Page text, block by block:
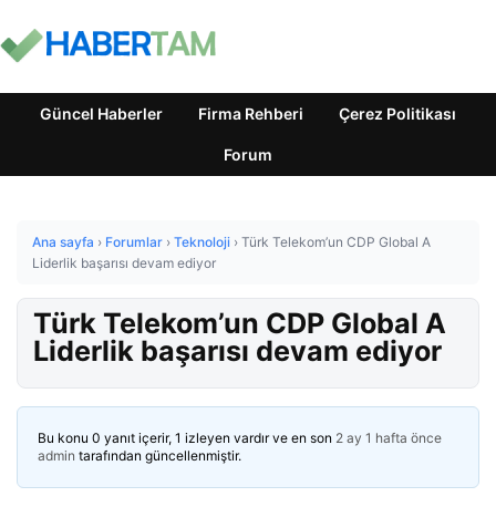
Güncel Haberler Firma Rehberi Çerez Politikası
Forum
Ana sayfa › Forumlar › Teknoloji › Türk Telekom’un CDP Global A
Liderlik başarısı devam ediyor
Türk Telekom’un CDP Global A
Liderlik başarısı devam ediyor
Bu konu 0 yanıt içerir, 1 izleyen vardır ve en son 2 ay 1 hafta önce
admin tarafından güncellenmiştir.